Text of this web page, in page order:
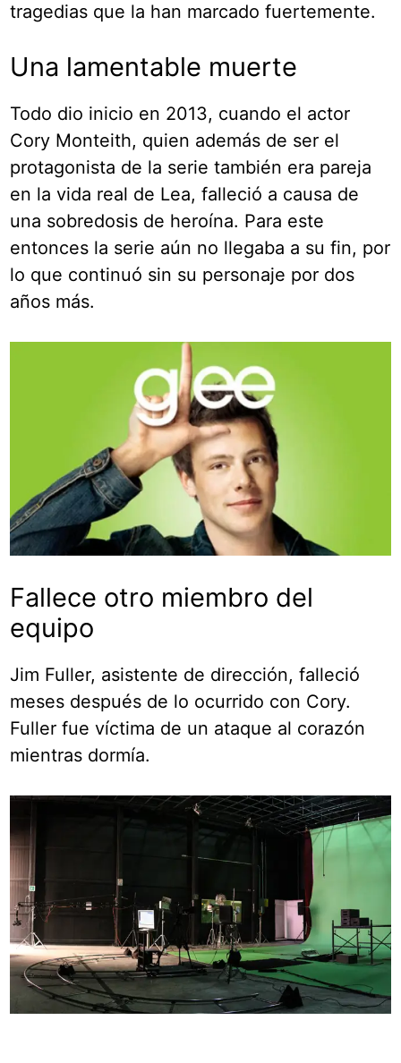
tragedias que la han marcado fuertemente.
Una lamentable muerte
Todo dio inicio en 2013, cuando el actor
Cory Monteith, quien además de ser el
protagonista de la serie también era pareja
en la vida real de Lea, falleció a causa de
una sobredosis de heroína. Para este
entonces la serie aún no llegaba a su fin, por
lo que continuó sin su personaje por dos
años más.
Fallece otro miembro del
equipo
Jim Fuller, asistente de dirección, falleció
meses después de lo ocurrido con Cory.
Fuller fue víctima de un ataque al corazón
mientras dormía.